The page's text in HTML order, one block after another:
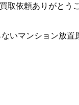
取依頼ありがと
いマンション放